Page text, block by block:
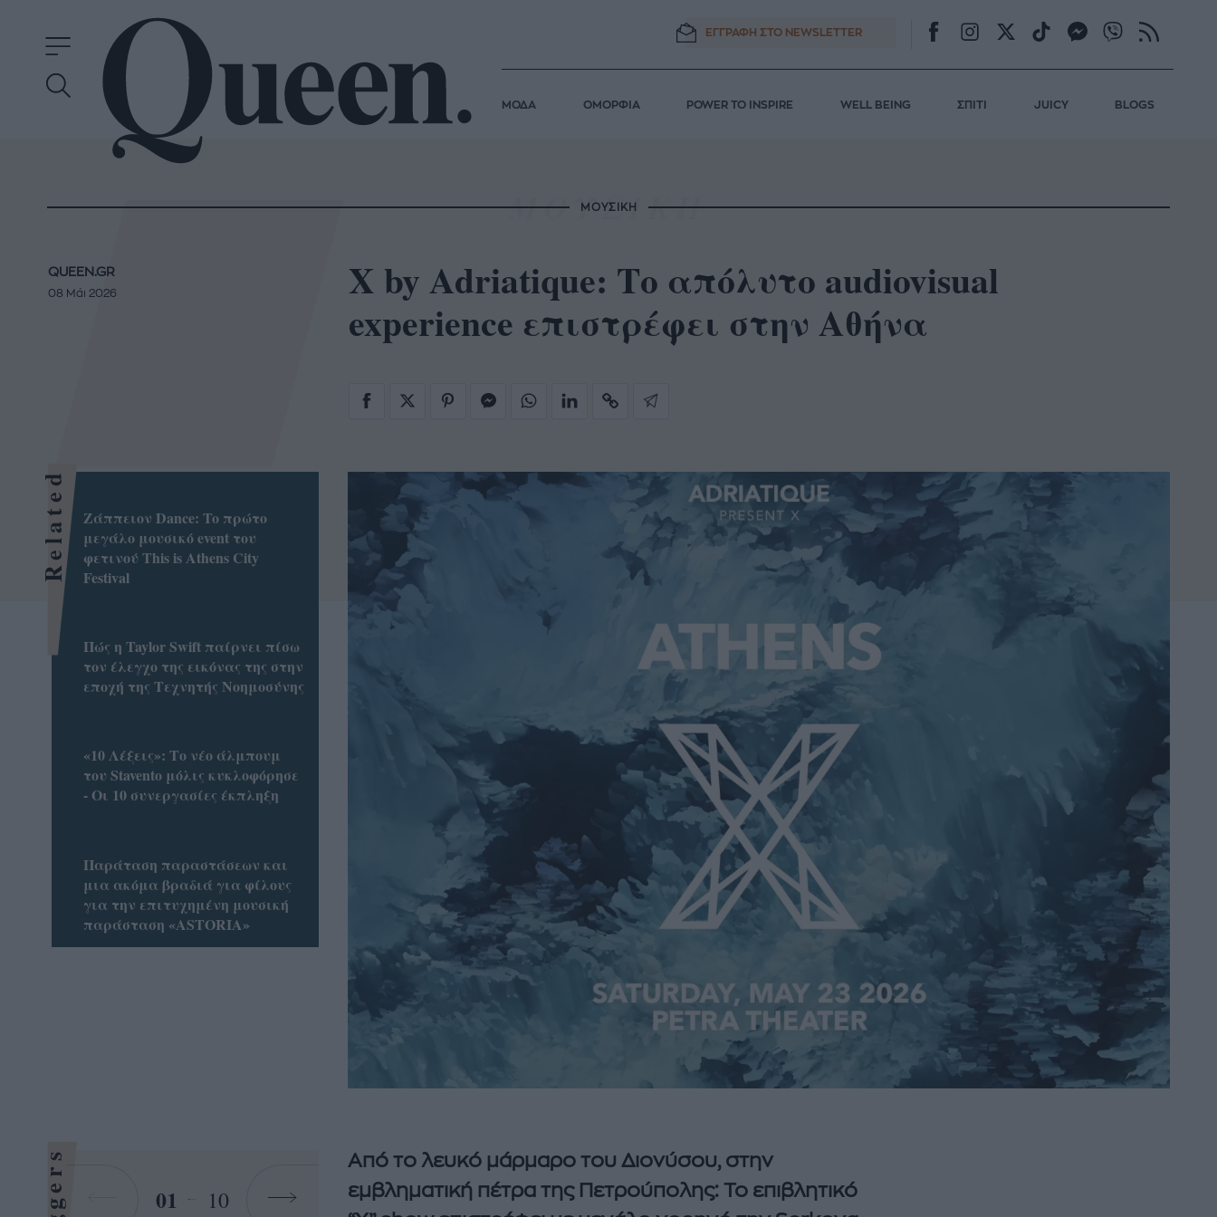
ΕΓΓΡΑΦΗ ΣΤΟ NEWSLETTER
ΜΟΔΑ ΟΜΟΡΦΙΑ POWER TO INSPIRE WELL BEING ΣΠΙΤΙ JUICY BLOGS
ΜΟΥΣΙΚΗ
X by Adriatique: Το απόλυτο audiovisual
experience επιστρέφει στην Αθήνα
QUEEN.GR
08 Μάι 2026
Από το λευκό μάρμαρο του Διονύσου, στην
εμβληματική πέτρα της Πετρούπολης: Το επιβλητικό
Related
Ζάππειον Dance: To πρώτο
μεγάλο μουσικό event του
φετινού This is Athens City
Festival
Πώς η Taylor Swift παίρνει πίσω
τον έλεγχο της εικόνας της στην
εποχή της Τεχνητής Νοημοσύνης
«10 Λέξεις»: Το νέο άλμπουμ
του Stavento μόλις κυκλοφόρησε
- Οι 10 συνεργασίες έκπληξη
Παράταση παραστάσεων και
μια ακόμα βραδιά για φίλους
για την επιτυχημένη μουσική
παράσταση «ASTORIA»
01 10